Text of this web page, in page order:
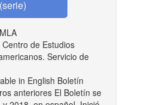
Centro de Estudios
Servicio de
in English Boletín
anteriores El Boletín se